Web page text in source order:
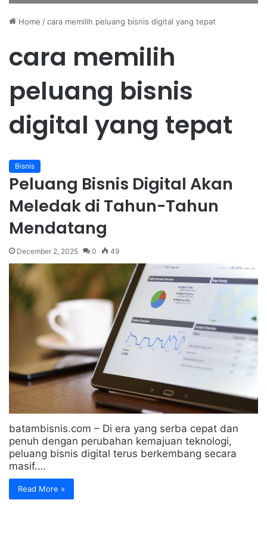
Home /cara memilih peluang bisnis digital yang tepat
cara memilih
peluang bisnis
digital yang tepat
Bisnis
Peluang Bisnis Digital Akan
Meledak di Tahun-Tahun
Mendatang
December 2, 2025 0 49
batambisnis.com – Di era yang serba cepat dan
penuh dengan perubahan kemajuan teknologi,
peluang bisnis digital terus berkembang secara
masif.…
Read More »